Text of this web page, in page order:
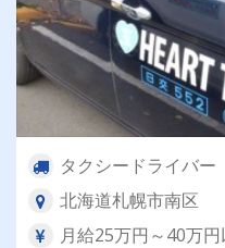
タクシードライバー
北海道札幌市南区
月給25万円～40万円